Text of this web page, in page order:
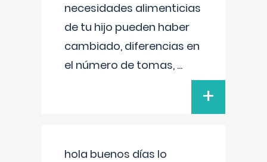
necesidades alimenticias
de tu hijo pueden haber
cambiado, diferencias en
el número de tomas, ...
+
hola buenos días lo